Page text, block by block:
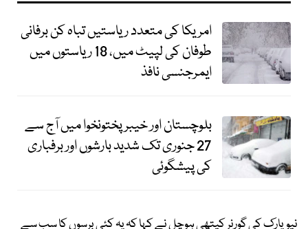
امریکا کی متعدد ریاستیں تباہ کن برفانی
طوفان کی لپیٹ میں، 18 ریاستوں میں
ایمرجنسی نافذ
بلوچستان اور خیبر پختونخوا میں آج سے
27 جنوری تک شدید بارشوں اور برفباری
کی پیشگوئی
نیویارک کی گورنر کیتھی ہوچل نے کہا کہ یہ کئی برسوں کا سب سے